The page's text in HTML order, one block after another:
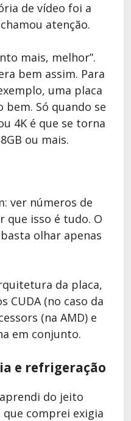
de vídeo foi a
atenção.
mais, melhor”.
bem assim. Para
uma placa
bem. Só quando se
4K é que se torna
ou mais.
ver números de
que isso é tudo. O
olhar apenas
da placa,
CUDA (no caso da
(na AMD) e
em conjunto.
e refrigeração
do jeito
comprei exigia